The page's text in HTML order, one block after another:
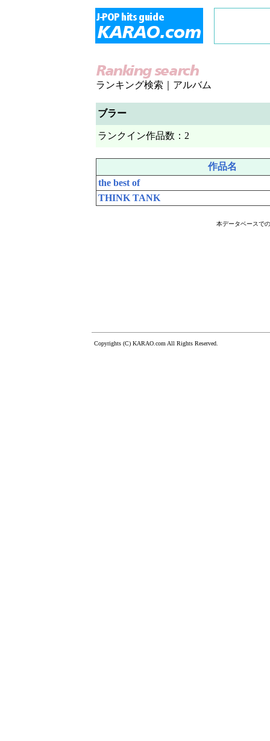
ランキング検索｜アルバム
ブラー
ランクイン作品数：2
作品名
the best of
THINK TANK
本データベースで
Copyrights (C) KARAO.com All Rights Reserved.